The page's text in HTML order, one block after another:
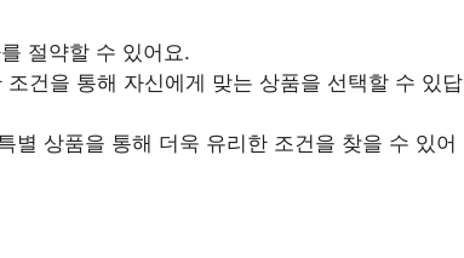
절약할 수 있어요.
건을 통해 자신에게 맞는 상품을 선택할 수 있답
별 상품을 통해 더욱 유리한 조건을 찾을 수 있어